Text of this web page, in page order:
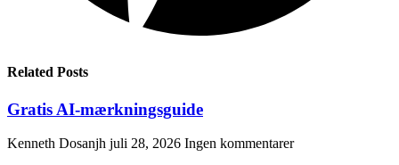
Related Posts
Gratis AI-mærkningsguide
Kenneth Dosanjh juli 28, 2026 Ingen kommentarer